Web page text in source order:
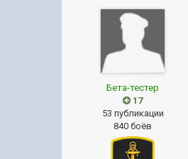
Бета-тестер
17
53 публикации
840 боёв